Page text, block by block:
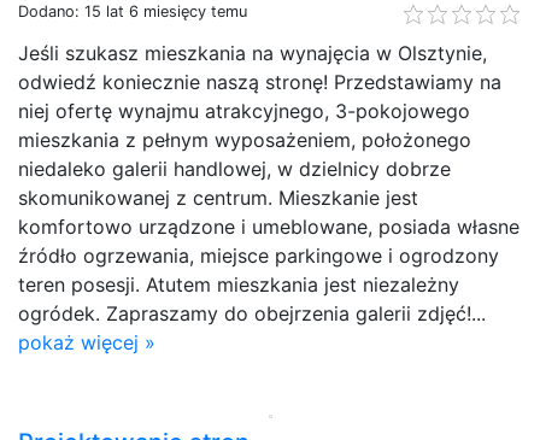
Dodano: 15 lat 6 miesięcy temu
Jeśli szukasz mieszkania na wynajęcia w Olsztynie,
odwiedź koniecznie naszą stronę! Przedstawiamy na
niej ofertę wynajmu atrakcyjnego, 3-pokojowego
mieszkania z pełnym wyposażeniem, położonego
niedaleko galerii handlowej, w dzielnicy dobrze
skomunikowanej z centrum. Mieszkanie jest
komfortowo urządzone i umeblowane, posiada własne
źródło ogrzewania, miejsce parkingowe i ogrodzony
teren posesji. Atutem mieszkania jest niezależny
ogródek. Zapraszamy do obejrzenia galerii zdjęć!...
pokaż więcej »